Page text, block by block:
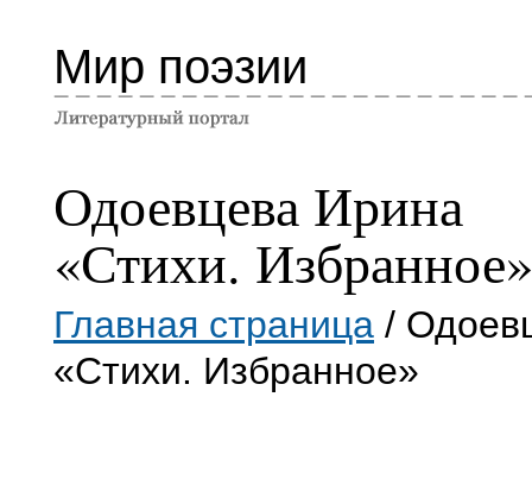
Мир поэзии
Одоевцева Ирина
«Стихи. Избранное»
Главная страница /
«Стихи. Избранное»